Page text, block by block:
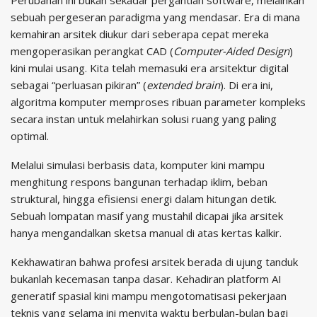
sebuah pergeseran paradigma yang mendasar. Era di mana
kemahiran arsitek diukur dari seberapa cepat mereka
mengoperasikan perangkat CAD (Computer-Aided Design)
kini mulai usang. Kita telah memasuki era arsitektur digital
sebagai “perluasan pikiran” (extended brain). Di era ini,
algoritma komputer memproses ribuan parameter kompleks
secara instan untuk melahirkan solusi ruang yang paling
optimal.
Melalui simulasi berbasis data, komputer kini mampu
menghitung respons bangunan terhadap iklim, beban
struktural, hingga efisiensi energi dalam hitungan detik.
Sebuah lompatan masif yang mustahil dicapai jika arsitek
hanya mengandalkan sketsa manual di atas kertas kalkir.
Kekhawatiran bahwa profesi arsitek berada di ujung tanduk
bukanlah kecemasan tanpa dasar. Kehadiran platform AI
generatif spasial kini mampu mengotomatisasi pekerjaan
teknis yang selama ini menyita waktu berbulan-bulan bagi